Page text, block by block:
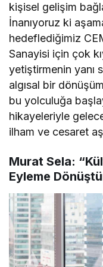
kişisel gelişim
İnanıyoruz ki
hedeflediğimiz
Sanayisi için çok
yetiştirmenin yanı
algısal bir
bu yolculuğa
hikayeleriyle
ilham ve cesaret
Murat Sela:
Eyleme